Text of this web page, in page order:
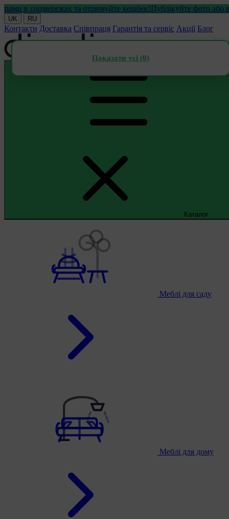
в соцмережах та отримуйте кешбек!Публікуйте фото або
UK RU
Контакти Доставка Співпраця Гарантія та сервіс Акції Блог
Каталог
Меблі для саду
Меблі для дому
Показати усі (0)